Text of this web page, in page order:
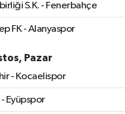
S.K. - Fenerbahçe
FK - Alanyaspor
Pazar
- Kocaelispor
Eyüpspor